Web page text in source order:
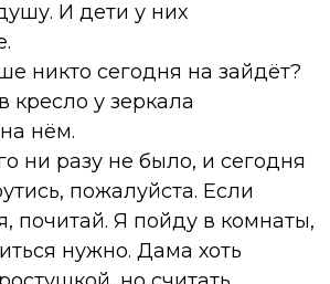
И дети у них
никто сегодня на зайдёт?
у зеркала
нём.
ни разу не было, и сегодня
пожалуйста. Если
почитай. Я пойду в комнаты,
нужно. Дама хоть